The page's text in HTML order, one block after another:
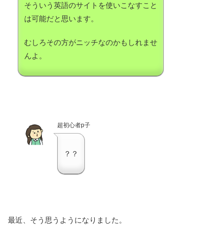
そういう英語のサイトを使いこなすこと
は可能だと思います。
むしろその方がニッチなのかもしれませ
んよ。
超初心者p子
？？
最近、そう思うようになりました。